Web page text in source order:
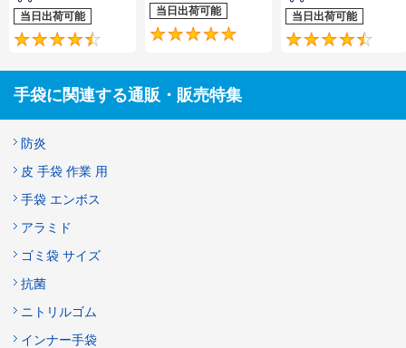
当日出荷可能
4.4
当日出荷可能
4.8
当日出荷可能
手袋に関連する通販・販売特集
防炎
皮 手袋 作業 用
手袋 エンボス
アラミド
ゴミ袋 サイズ
抗菌
ニトリルゴム
インナー手袋